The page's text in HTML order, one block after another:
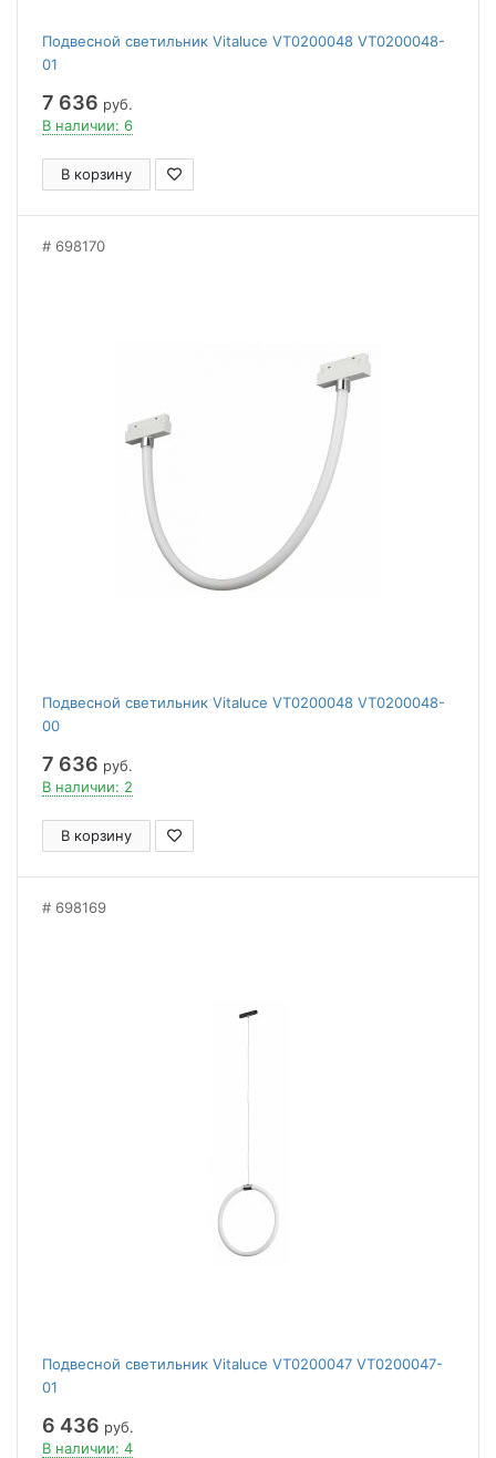
Подвесной светильник Vitaluce VT0200048 VT0200048-
01
7 636 руб.
В наличии: 6
В корзину
698170
Подвесной светильник Vitaluce VT0200048 VT0200048-
00
7 636 руб.
В наличии: 2
В корзину
698169
Подвесной светильник Vitaluce VT0200047 VT0200047-
01
6 436 руб.
В наличии: 4